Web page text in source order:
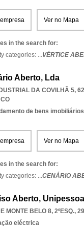
Ver no Mapa
in the search for:
categories: ...VÉRTICE
Aberto, Lda
DA COVILHÃ 5,
de bens imobiliários
Ver no Mapa
in the search for:
categories: ...CENÁRIO
Aberto,
MONTE BELO 8, 2ºESQ.,
eléctrica